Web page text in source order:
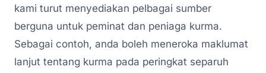
kami turut menyediakan pelbagai sumber
berguna untuk peminat dan peniaga kurma.
Sebagai contoh, anda boleh meneroka maklumat
lanjut tentang kurma pada peringkat separuh